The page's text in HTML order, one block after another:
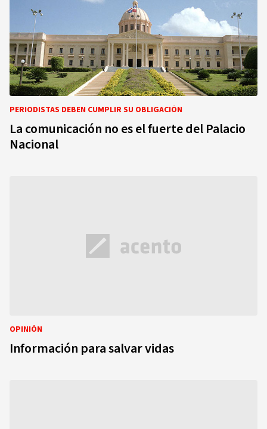
PERIODISTAS DEBEN CUMPLIR SU OBLIGACIÓN
La comunicación no es el fuerte del Palacio
Nacional
OPINIÓN
Información para salvar vidas